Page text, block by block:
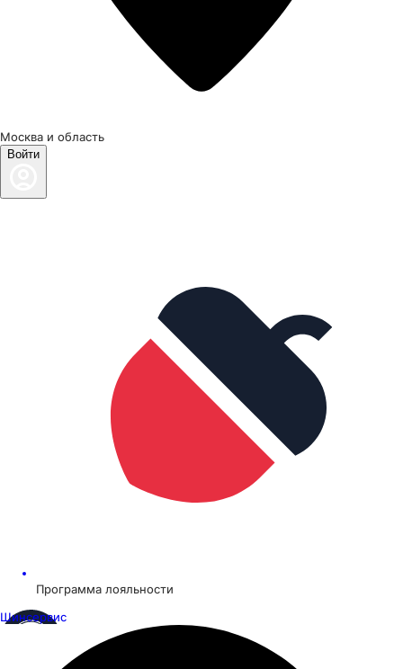
Москва и область
Войти
Программа лояльности
Шинсервис